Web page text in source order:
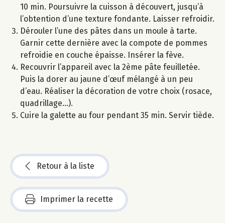
10 min. Poursuivre la cuisson à découvert, jusqu’à
l’obtention d’une texture fondante. Laisser refroidir.
Dérouler l’une des pâtes dans un moule à tarte.
Garnir cette dernière avec la compote de pommes
refroidie en couche épaisse. Insérer la fève.
Recouvrir l’appareil avec la 2ème pâte feuilletée.
Puis la dorer au jaune d’œuf mélangé à un peu
d’eau. Réaliser la décoration de votre choix (rosace,
quadrillage...).
Cuire la galette au four pendant 35 min. Servir tiède.
Retour à la liste
Imprimer la recette